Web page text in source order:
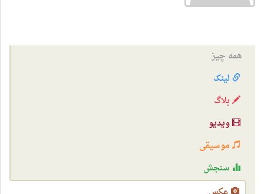
همه چیز
لینک
بلاگ
ویدیو
موسیقی
سنجش